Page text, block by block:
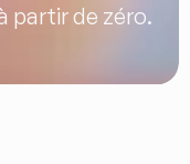
partir de zéro.